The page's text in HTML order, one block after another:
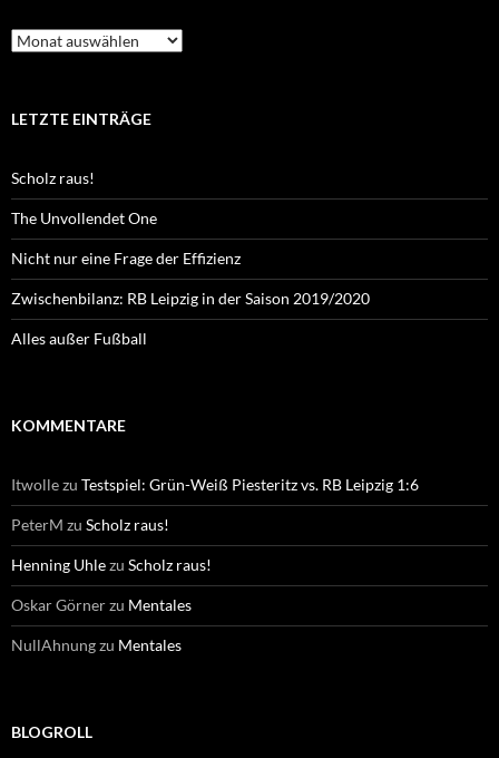
Archiv
LETZTE EINTRÄGE
Scholz raus!
The Unvollendet One
Nicht nur eine Frage der Effizienz
Zwischenbilanz: RB Leipzig in der Saison 2019/2020
Alles außer Fußball
KOMMENTARE
Itwollezu Testspiel: Grün-Weiß Piesteritz vs. RB Leipzig 1:6
PeterM zu Scholz raus!
Henning Uhlezu Scholz raus!
Oskar Görnerzu Mentales
NullAhnungzu Mentales
BLOGROLL